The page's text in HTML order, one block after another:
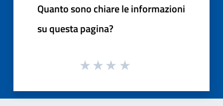
Quanto sono chiare le informazioni
su questa pagina?